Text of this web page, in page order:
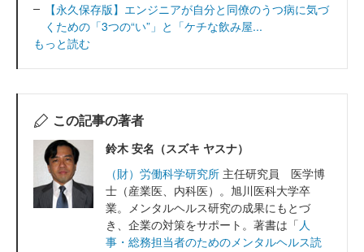
【永久保存版】エンジニアが自分と同僚のうつ病に気づ
くための「3つの“い”」と「ケチな飲み屋...
もっと読む
この記事の著者
鈴木 安名（スズキ ヤスナ）
（財）労働科学研究所 主任研究員 医学博
士（産業医、内科医）。旭川医科大学卒
業。メンタルヘルス研究の成果にもとづ
き、企業の対策をサポート。著書は「人
事・総務担当者のためのメンタルヘルス読